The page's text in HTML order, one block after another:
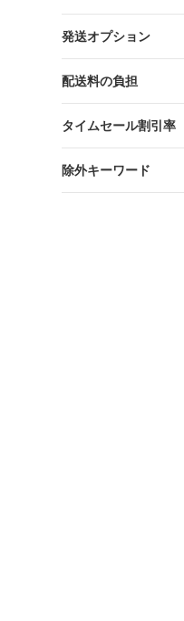
発送オプション
配送料の負担
タイムセール割引率
除外キーワード